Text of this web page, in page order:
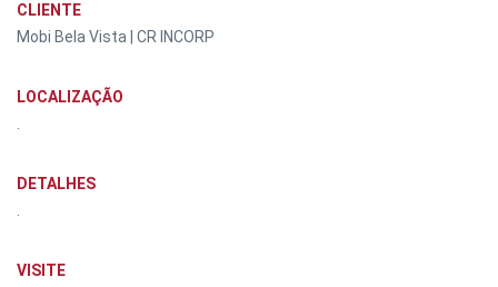
CLIENTE
Mobi Bela Vista | CR INCORP
LOCALIZAÇÃO
DETALHES
VISITE